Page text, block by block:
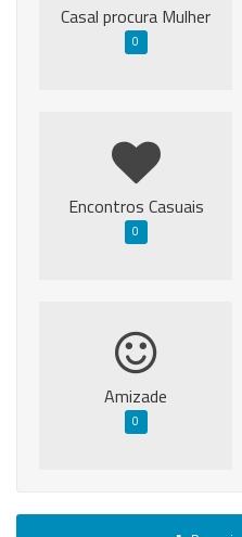
Casal procura Mulher
0
Encontros Casuais
0
Amizade
0